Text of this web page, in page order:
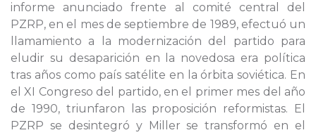
informe anunciado frente al comité central del
PZRP, en el mes de septiembre de 1989, efectuó un
llamamiento a la modernización del partido para
eludir su desaparición en la novedosa era política
tras años como país satélite en la órbita soviética. En
el XI Congreso del partido, en el primer mes del año
de 1990, triunfaron las proposición reformistas. El
PZRP se desintegró y Miller se transformó en el